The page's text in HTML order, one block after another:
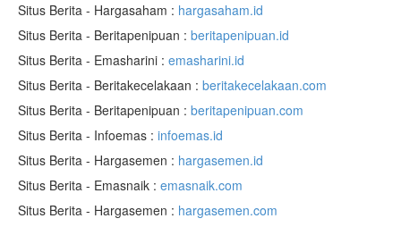
Situs Berita - Hargasaham : hargasaham.id
Situs Berita - Beritapenipuan : beritapenipuan.id
Situs Berita - Emasharini : emasharini.id
Situs Berita - Beritakecelakaan : beritakecelakaan.com
Situs Berita - Beritapenipuan : beritapenipuan.com
Situs Berita - Infoemas : infoemas.id
Situs Berita - Hargasemen : hargasemen.id
Situs Berita - Emasnaik : emasnaik.com
Situs Berita - Hargasemen : hargasemen.com